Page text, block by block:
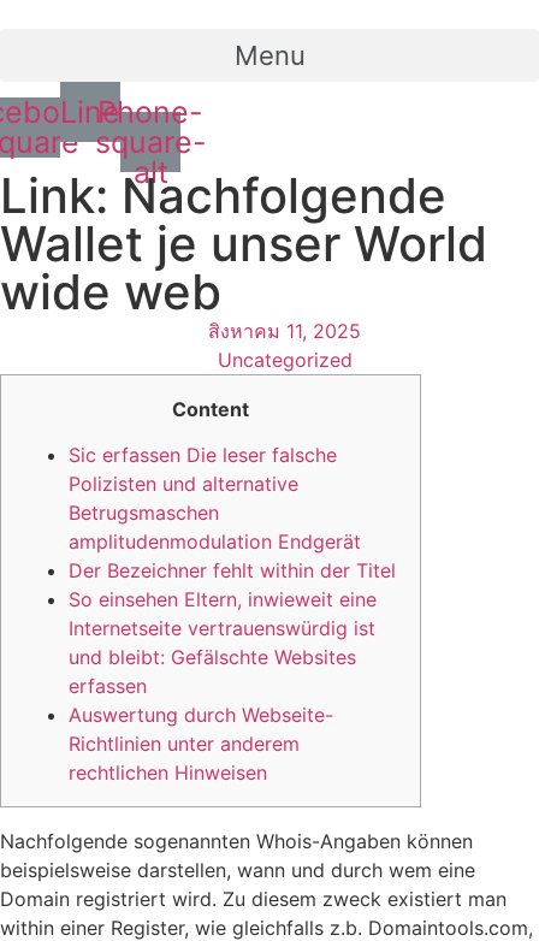
Menu
LinePhone-
square-
alt
Link: Nachfolgende
Wallet je unser World
wide web
สิงหาคม 11, 2025
Uncategorized
Content
Sic erfassen Die leser falsche
Polizisten und alternative
Betrugsmaschen
amplitudenmodulation Endgerät
Der Bezeichner fehlt within der Titel
So einsehen Eltern, inwieweit eine
Internetseite vertrauenswürdig ist
und bleibt: Gefälschte Websites
erfassen
Auswertung durch Webseite-
Richtlinien unter anderem
rechtlichen Hinweisen
Nachfolgende sogenannten Whois-Angaben können
beispielsweise darstellen, wann und durch wem eine
Domain registriert wird. Zu diesem zweck existiert man
within einer Register, wie gleichfalls z.b. Domaintools.com,